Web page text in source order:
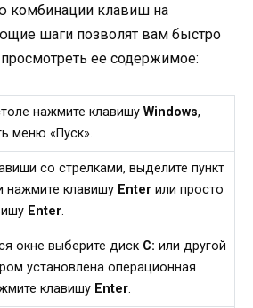
комбинации клавиш на
шаги позволят вам быстро
ее содержимое:
нажмите клавишуWindows,
меню «Пуск».
со стрелками, выделите пункт
нажмите клавишу Enter или просто
Enter.
окне выберите диск C: или другой
установлена операционная
клавишу Enter.